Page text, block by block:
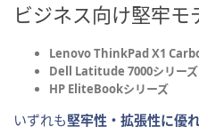
ビジネス向け堅牢モ
Lenovo ThinkPad X1
Dell Latitude 7000シリーズ
HP EliteBookシリーズ
いずれも堅牢性・拡張性に優